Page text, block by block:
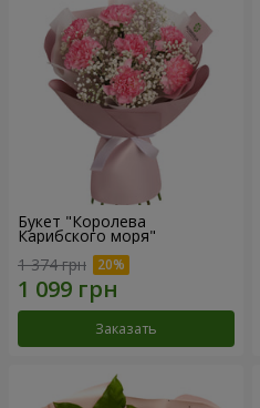
Букет "Королева
Карибского моря"
1 374 грн
Заказать